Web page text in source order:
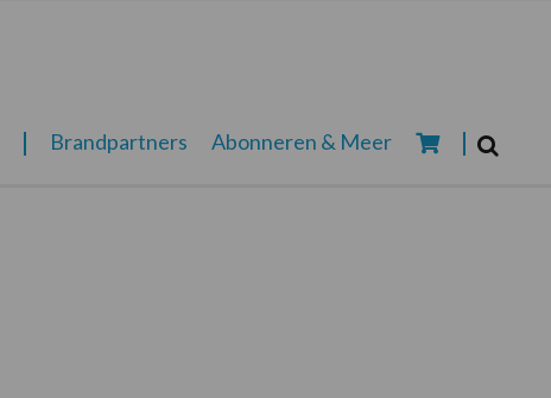
Brandpartners Abonneren & Meer